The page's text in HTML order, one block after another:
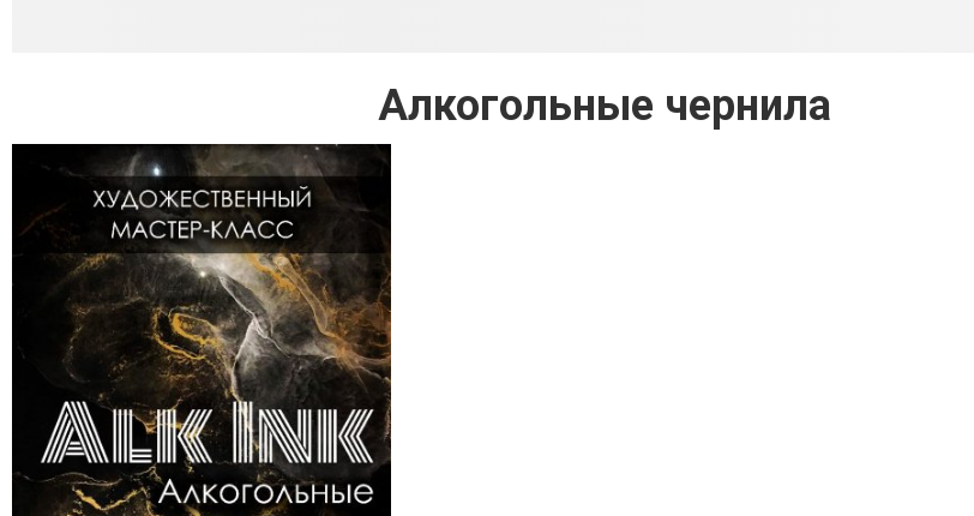
Алкогольные чернила